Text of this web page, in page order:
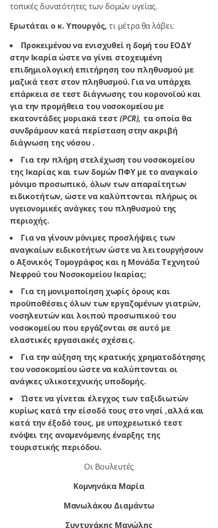
τοπικές δυνατότητες των δομών υγείας.
Ερωτάται ο κ. Υπουργός,τι μέτρα θα λάβει:
Προκειμένου να ενισχυθεί η δομή του ΕΟΔΥ
στην Ικαρία ώστε να γίνει στοχευμένη
επιδημιολογική επιτήρηση του πληθυσμού με
μαζικά τεστ στον πληθυσμού. Για να υπάρχει
επάρκεια σε τεστ διάγνωσης του κορονοϊού και
για την προμήθεια του νοσοκομείου με
εκατοντάδες μοριακά τεστ (PCR), τα οποία θα
συνδράμουν κατά περίσταση στην ακριβή
διάγνωση της νόσου .
Για την πλήρη στελέχωση του νοσοκομείου
της Ικαρίας και των δομών ΠΦΥ με το αναγκαίο
μόνιμο προσωπικό, όλων των απαραίτητων
ειδικοτήτων, ώστε να καλύπτονται πλήρως οι
υγειονομικές ανάγκες του πληθυσμού της
περιοχής.
Για να γίνουν μόνιμες προσλήψεις των
αναγκαίων ειδικοτήτων ώστε να λειτουργήσουν
ο Αξονικός Τομογράφος και η Μονάδα Τεχνητού
Νεφρού του Νοσοκομείου Ικαρίας;
Για τη μονιμοποίηση χωρίς όρους και
προϋποθέσεις όλων των εργαζομένων γιατρών,
νοσηλευτών και λοιπού προσωπικού του
νοσοκομείου που εργάζονται σε αυτό με
ελαστικές εργασιακές σχέσεις.
Για την αύξηση της κρατικής χρηματοδότησης
του νοσοκομείου ώστε να καλύπτονται οι
ανάγκες υλικοτεχνικής υποδομής.
Ώστε να γίνεται έλεγχος των ταξιδιωτών
κυρίως κατά την είσοδό τους στο νησί ,αλλά και
κατά την έξοδό τους, με υποχρεωτικό τεστ
ενόψει της αναμενόμενης έναρξης της
τουριστικής περιόδου.
Οι Βουλευτές
Κομνηνάκα Μαρία
Μανωλάκου Διαμάντω
Συντυχάκης Μανώλης